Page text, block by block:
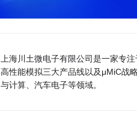
上海川土微电子有限公司是一家专
高性能模拟三大产品线以及μMiC战
与计算、汽车电子等领域。